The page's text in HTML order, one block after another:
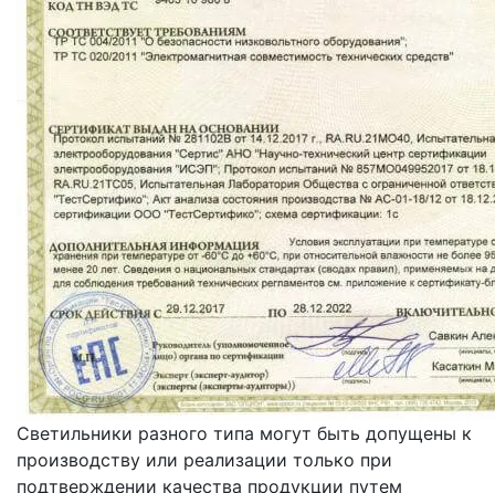
Светильники разного типа могут быть допущены к
производству или реализации только при
подтверждении качества продукции путем